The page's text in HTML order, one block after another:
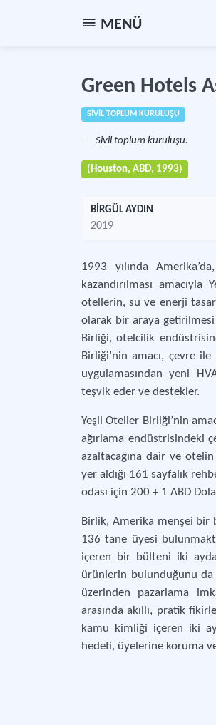
MENÜ
Green Hotels
SİVİL TOPLUM KURULUŞU
Sivil toplum kuruluşu.
(Houston, ABD, 1993)
BİRGÜL AYDIN
2019
1993 yılında
kazandırılması
otellerin, su ve enerji
olarak bir araya getirilmesi
Birliği, otelcilik
Birliği’nin amacı, çevre
uygulamasından yeni
teşvik eder ve destekler.
Yeşil Oteller Birliği’nin
ağırlama endüstrisindeki
azaltacağına dair ve
yer aldığı 161 sayfalık
odası için 200 + 1 ABD
Birlik, Amerika menşei bir
136 tane üyesi
içeren bir bülteni iki
ürünlerin bulunduğunu da
üzerinden pazarlama
arasında akıllı, pratik
kamu kimliği içeren iki
hedefi, üyelerine koruma